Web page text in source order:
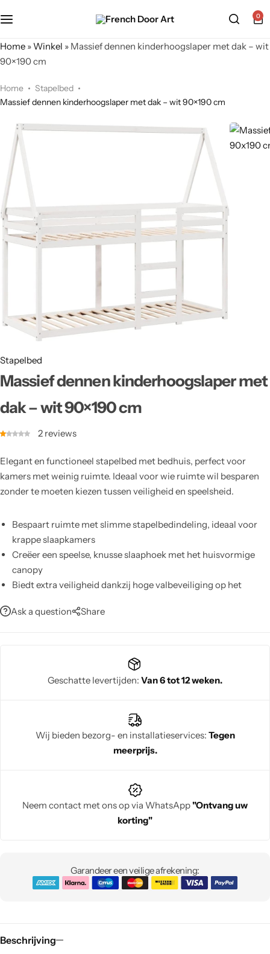
0
Home »Winkel » Massief dennen kinderhoogslaper met dak – wit
90×190 cm
Home
Stapelbed
Massief dennen kinderhoogslaper met dak – wit 90×190 cm
Stapelbed
Massief dennen kinderhoogslaper met
dak – wit 90×190 cm
2 reviews
Elegant en functioneel stapelbed met bedhuis, perfect voor
kamers met weinig ruimte. Ideaal voor wie ruimte wil besparen
zonder te moeten kiezen tussen veiligheid en speelsheid.
Bespaart ruimte met slimme stapelbedindeling, ideaal voor
krappe slaapkamers
Creëer een speelse, knusse slaaphoek met het huisvormige
canopy
Biedt extra veiligheid dankzij hoge valbeveiliging op het
Garandeert stabiele ondersteuning door de multiplex
Stimuleert verbeelding en spel voor en na het slapen
Ask a question Share
Geschatte levertijden: Van 6 tot 12 weken.
Wij bieden bezorg- en installatieservices: Tegen
meerprijs.
Neem contact met ons op via WhatsApp"Ontvang uw
korting"
Garandeer een veilige afrekening:
Beschrijving